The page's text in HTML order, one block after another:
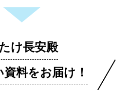
け長安殿
料をお届け！